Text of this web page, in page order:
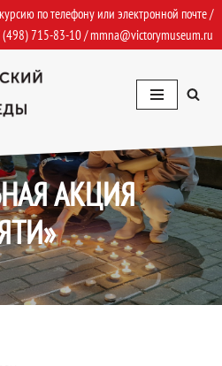
по телефону или электронной почте /
(498) 715-83-10/mmna@victorymuseum.ru
АКЦИЯ